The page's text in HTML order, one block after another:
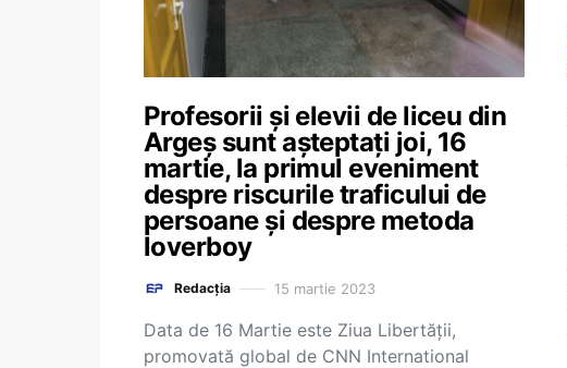
Profesorii și elevii de liceu din
Argeș sunt așteptați joi, 16
martie, la primul eveniment
despre riscurile traficului de
persoane și despre metoda
loverboy
Redacția 15 martie 2023
Data de 16 Martie este Ziua Libertății,
promovată global de CNN International